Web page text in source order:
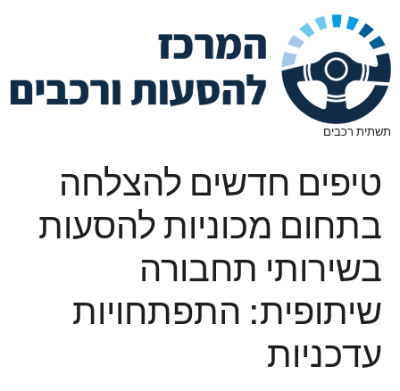
תשתית רכבים
טיפים חדשים להצלחה
בתחום מכוניות להסעות
בשירותי תחבורה
שיתופית: התפתחויות
עדכניות